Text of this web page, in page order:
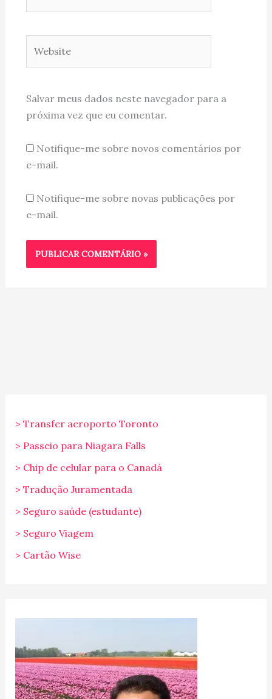
Salvar meus dados neste navegador para a
próxima vez que eu comentar.
Notifique-me sobre novos comentários por
e-mail.
Notifique-me sobre novas publicações por
e-mail.
> Transfer aeroporto Toronto
> Passeio para Niagara Falls
> Chip de celular para o Canadá
> Tradução Juramentada
> Seguro saúde (estudante)
> Seguro Viagem
> Cartão Wise